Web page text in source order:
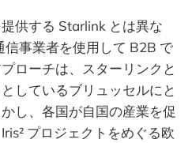
供する Starlink とは異な
信事業者を使用して B2B で
ローチは、スターリンクと
しているブリュッセルにと
し、各国が自国の産業を促
プロジェクトをめぐる欧